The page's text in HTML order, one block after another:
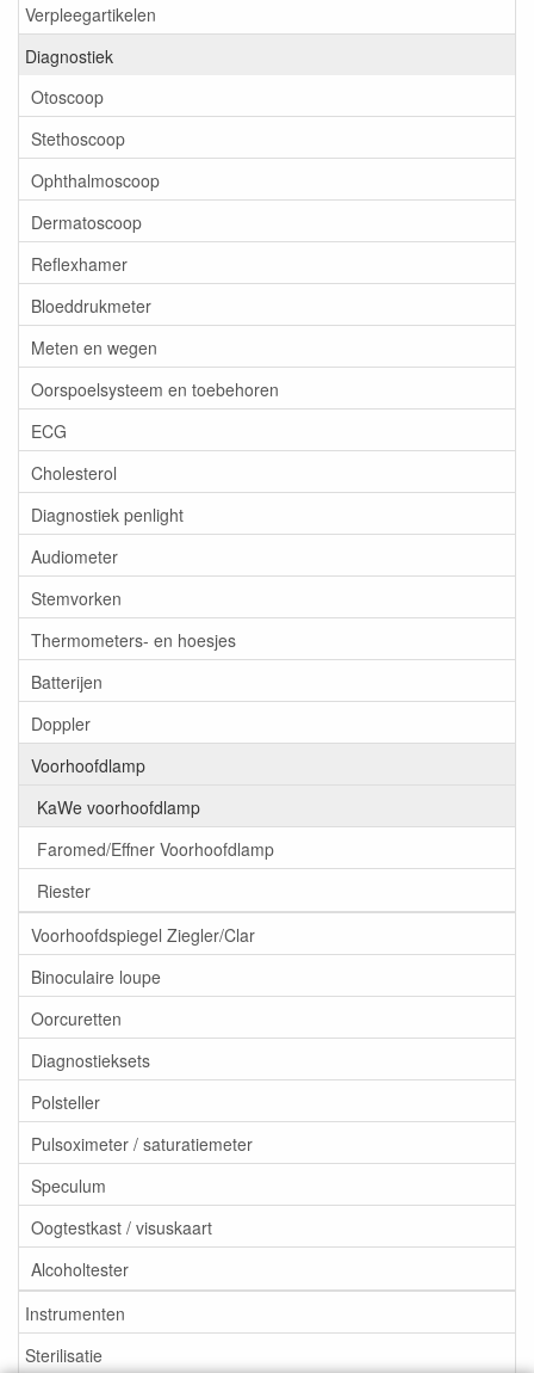
Verpleegartikelen
Diagnostiek
Otoscoop
Stethoscoop
Ophthalmoscoop
Dermatoscoop
Reflexhamer
Bloeddrukmeter
Meten en wegen
Oorspoelsysteem en toebehoren
ECG
Cholesterol
Diagnostiek penlight
Audiometer
Stemvorken
Thermometers- en hoesjes
Batterijen
Doppler
Voorhoofdlamp
KaWe voorhoofdlamp
Faromed/Effner Voorhoofdlamp
Riester
Voorhoofdspiegel Ziegler/Clar
Binoculaire loupe
Oorcuretten
Diagnostieksets
Polsteller
Pulsoximeter / saturatiemeter
Speculum
Oogtestkast / visuskaart
Alcoholtester
Instrumenten
Sterilisatie